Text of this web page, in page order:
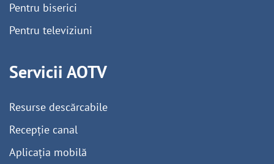
Pentru biserici
Pentru televiziuni
Servicii AOTV
Resurse descărcabile
Recepție canal
Aplicația mobilă